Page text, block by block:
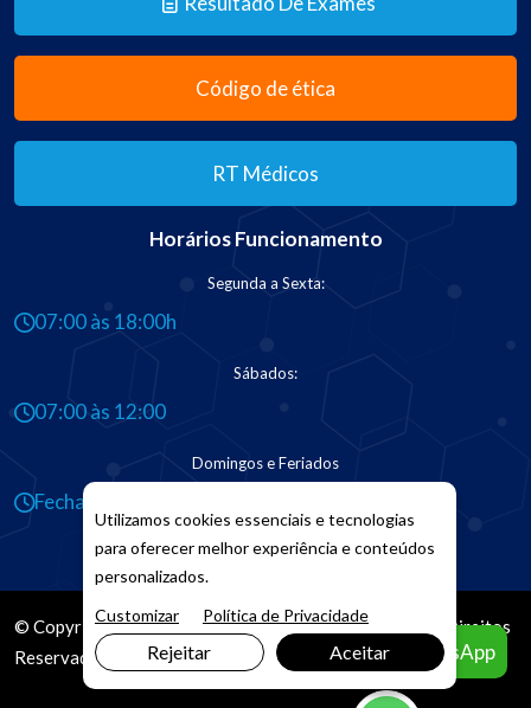
Código de ética
RT Médicos
Horários Funcionamento
Segunda a Sexta:
07:00 às 18:00h
Sábados:
07:00 às 12:00
Domingos e Feriados
Fechado
© Copyright 2026. DIVIAMarketing Digital. Todos os Direitos
Reservados
Agendar pelo WhatsApp
Utilizamos cookies essenciais e tecnologias
para oferecer melhor experiência e conteúdos
personalizados.
Customizar
Política de Privacidade
Rejeitar Aceitar